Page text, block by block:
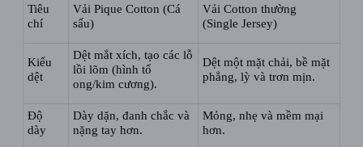
Tiêu
chí
Vải Pique Cotton (Cá
sấu)
Vải Cotton thường
(Single Jersey)
Kiểu
dệt
Dệt mắt xích, tạo các lỗ
lồi lõm (hình tổ
ong/kim cương).
Dệt một mặt chải, bề mặt
phẳng, lỳ và trơn mịn.
Độ
dày
Dày dặn, đanh chắc và
nặng tay hơn.
Mỏng, nhẹ và mềm mại
hơn.